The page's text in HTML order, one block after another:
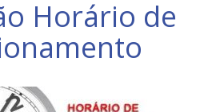
Horário de